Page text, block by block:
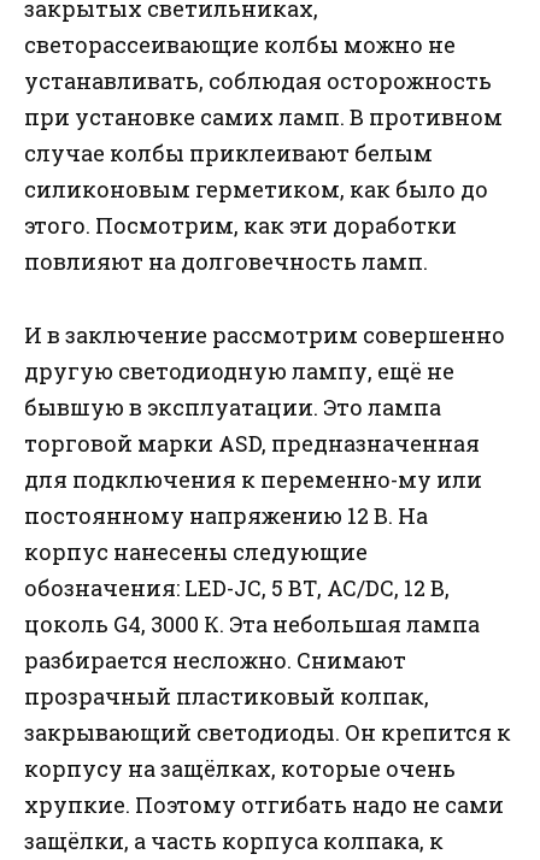
закрытых светильниках,
светорассеивающие колбы можно не
устанавливать, соблюдая осторожность
при установке самих ламп. В противном
случае колбы приклеивают белым
силиконовым герметиком, как было до
этого. Посмотрим, как эти доработки
повлияют на долговечность ламп.
И в заключение рассмотрим совершенно
другую светодиодную лампу, ещё не
бывшую в эксплуатации. Это лампа
торговой марки ASD, предназначенная
для подключения к переменно-му или
постоянному напряжению 12 В. На
корпус нанесены следующие
обозначения: LED-JC, 5 ВТ, AC/DC, 12 В,
цоколь G4, 3000 К. Эта небольшая лампа
разбирается несложно. Снимают
прозрачный пластиковый колпак,
закрывающий светодиоды. Он крепится к
корпусу на защёлках, которые очень
хрупкие. Поэтому отгибать надо не сами
защёлки, а часть корпуса колпака, к